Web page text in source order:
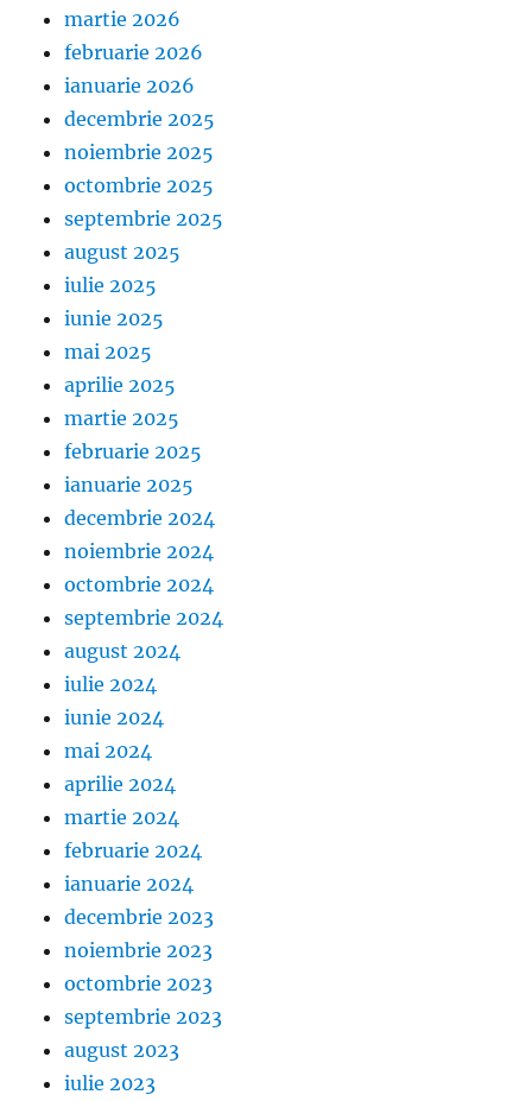
martie 2026
februarie 2026
ianuarie 2026
decembrie 2025
noiembrie 2025
octombrie 2025
septembrie 2025
august 2025
iulie 2025
iunie 2025
mai 2025
aprilie 2025
martie 2025
februarie 2025
ianuarie 2025
decembrie 2024
noiembrie 2024
octombrie 2024
septembrie 2024
august 2024
iulie 2024
iunie 2024
mai 2024
aprilie 2024
martie 2024
februarie 2024
ianuarie 2024
decembrie 2023
noiembrie 2023
octombrie 2023
septembrie 2023
august 2023
iulie 2023